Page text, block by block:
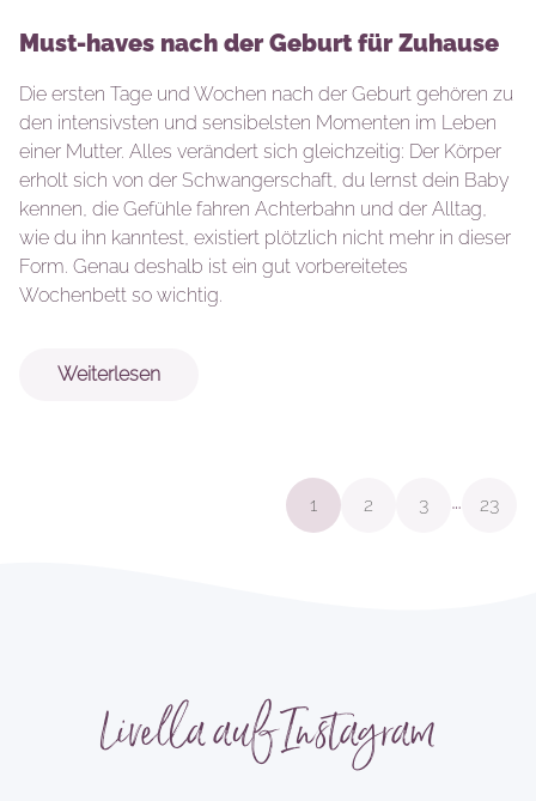
Must-haves nach der Geburt für Zuhause
Die ersten Tage und Wochen nach der Geburt gehören zu
den intensivsten und sensibelsten Momenten im Leben
einer Mutter. Alles verändert sich gleichzeitig: Der Körper
erholt sich von der Schwangerschaft, du lernst dein Baby
kennen, die Gefühle fahren Achterbahn und der Alltag,
wie du ihn kanntest, existiert plötzlich nicht mehr in dieser
Form. Genau deshalb ist ein gut vorbereitetes
Wochenbett so wichtig.
Weiterlesen
1 2 3 … 23
Livella auf Instagram